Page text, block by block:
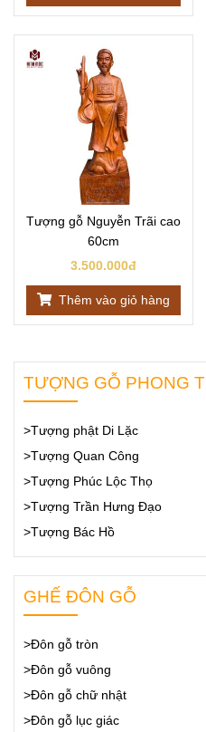
Tượng gỗ Nguyễn Trãi cao
60cm
3.500.000đ
Thêm vào giỏ hàng
TƯỢNG GỖ PHONG
>Tượng phật Di Lặc
>Tượng Quan Công
>Tượng Phúc Lộc Thọ
>Tượng Trần Hưng Đạo
>Tượng Bác Hồ
GHẾ ĐÔN GỖ
>Đôn gỗ tròn
>Đôn gỗ vuông
>Đôn gỗ chữ nhật
>Đôn gỗ lục giác